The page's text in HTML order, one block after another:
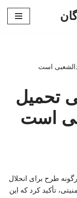
است
تحمیل
است
طرح برای انحلال
تأکید کرد که این